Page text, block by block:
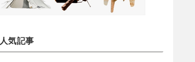
人気記事